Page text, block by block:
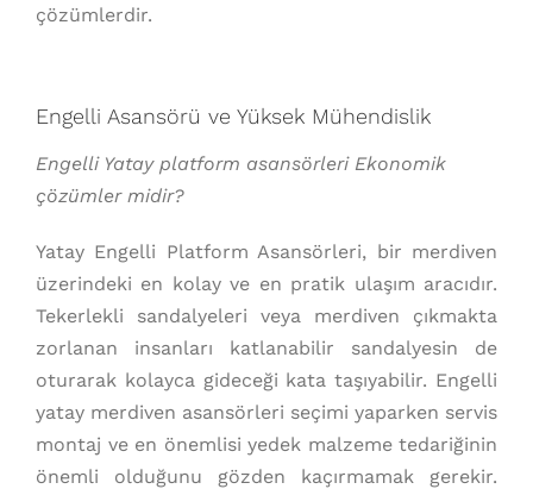
çözümlerdir.
Engelli Asansörü ve Yüksek Mühendislik
Engelli Yatay platform asansörleri Ekonomik
çözümler midir?
Yatay Engelli Platform Asansörleri, bir merdiven
üzerindeki en kolay ve en pratik ulaşım aracıdır.
Tekerlekli sandalyeleri veya merdiven çıkmakta
zorlanan insanları katlanabilir sandalyesin de
oturarak kolayca gideceği kata taşıyabilir. Engelli
yatay merdiven asansörleri seçimi yaparken servis
montaj ve en önemlisi yedek malzeme tedariğinin
önemli olduğunu gözden kaçırmamak gerekir.